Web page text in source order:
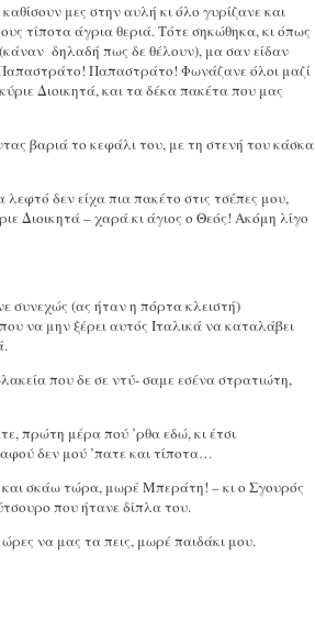
μες στην αυλή κι όλο γυρίζανε και
τίποτα άγρια θεριά. Τότε σηκώθηκα, κι όπως
δηλαδή πως δε θέλουν), μα σαν είδαν
Παπαστράτο! Φωνάζανε όλοι μαζί
Διοικητά, και τα δέκα πακέτα που μας
βαριά το κεφάλι του, με τη στενή του κάσκα
δεν είχα πια πακέτο στις τσέπες μου,
Διοικητά – χαρά κι άγιος ο Θεός! Ακόμη λίγο
(ας ήταν η πόρτα κλειστή)
να μην ξέρει αυτός Ιταλικά να καταλάβει
που δε σε ντύ- σαμε εσένα στρατιώτη,
πρώτη μέρα πού ’ρθα εδώ, κι έτσι
δεν μού ’πατε και τίποτα…
και σκάω τώρα, μωρέ Μπεράτη! – κι ο Σγουρός
που ήτανε δίπλα του.
να μας τα πεις, μωρέ παιδάκι μου.